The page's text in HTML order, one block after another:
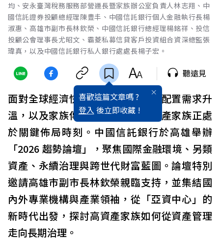
均、安永臺灣稅務服務部營運長暨家族辦公室負責人林志翔、中
國信託證券投顧總經理陳豊丰、中國信託銀行個人金融執行長楊
淑惠、高雄市副市長林欽榮、中國信託銀行總經理楊銘祥、投信
投顧公會理事長尤昭文、霸菱私募信貸客戶投資組合資深總監張
瑋真，以及中國信託銀行私人銀行處處長楊子宏。
喜歡這篇文章嗎 ?
登入 後立即收藏 !
聽遠見
面對全球經濟快速變動、跨境資產配置需求升
溫，以及家族傳承議題浮現，高資產家族正處
於關鍵佈局時刻。中國信託銀行於高雄舉辦
「2026 趨勢論壇」，聚焦國際金融環境、另類
資產、永續治理與跨世代財富藍圖。論壇特別
邀請高雄市副市長林欽榮親臨支持，並集結國
內外專業機構與產業領袖，從「亞資中心」的
新時代出發，探討高資產家族如何從資產管理
走向長期治理。